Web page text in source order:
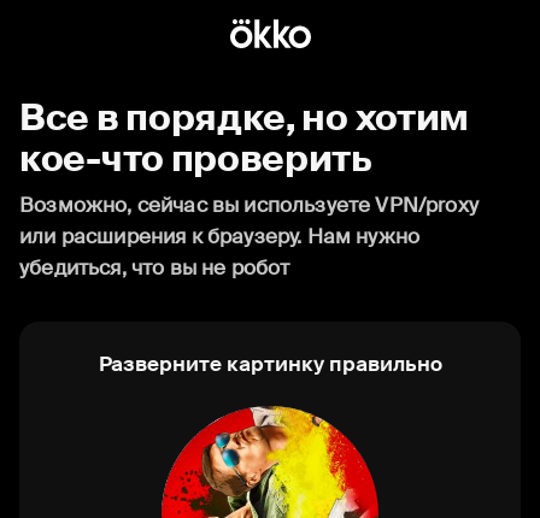
Все в порядке, но хотим
кое-что проверить
Возможно, сейчас вы используете VPN/proxy
или расширения к браузеру. Нам нужно
убедиться, что вы не робот
Разверните картинку правильно